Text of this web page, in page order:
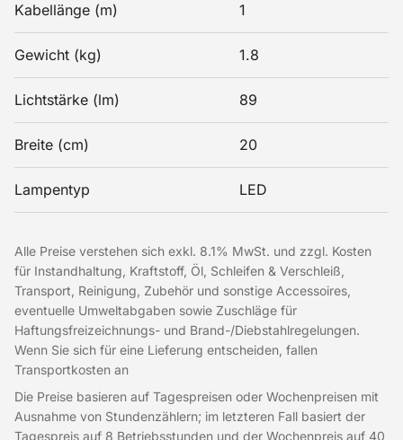
Kabellänge (m) 1
Gewicht (kg) 1.8
Lichtstärke (lm) 89
Breite (cm) 20
Lampentyp LED
Alle Preise verstehen sich exkl. 8.1% MwSt. und zzgl. Kosten
für Instandhaltung, Kraftstoff, Öl, Schleifen & Verschleiß,
Transport, Reinigung, Zubehör und sonstige Accessoires,
eventuelle Umweltabgaben sowie Zuschläge für
Haftungsfreizeichnungs- und Brand-/Diebstahlregelungen.
Wenn Sie sich für eine Lieferung entscheiden, fallen
Transportkosten an
Die Preise basieren auf Tagespreisen oder Wochenpreisen mit
Ausnahme von Stundenzählern; im letzteren Fall basiert der
Tagespreis auf 8 Betriebsstunden und der Wochenpreis auf 40